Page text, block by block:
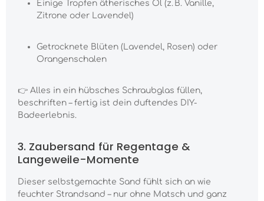
Einige Tropfen ätherisches Öl (z. B. Vanille,
Zitrone oder Lavendel)
Getrocknete Blüten (Lavendel, Rosen) oder
Orangenschalen
👉 Alles in ein hübsches Schraubglas füllen,
beschriften – fertig ist dein duftendes DIY-
Badeerlebnis.
3. Zaubersand für Regentage &
Langeweile-Momente
Dieser selbstgemachte Sand fühlt sich an wie
feuchter Strandsand – nur ohne Matsch und ganz